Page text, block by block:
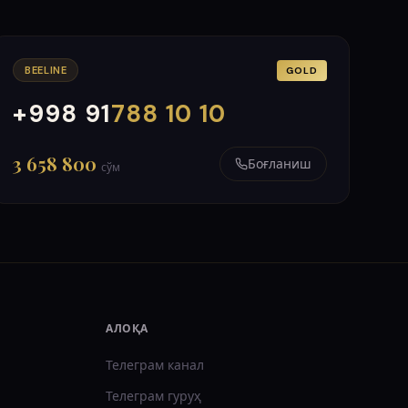
BEELINE GOLD
+998 91788 10 10
000
999
3 658 800 сўм Боғланиш
АЛОҚА
Телеграм канал
Телеграм гуруҳ